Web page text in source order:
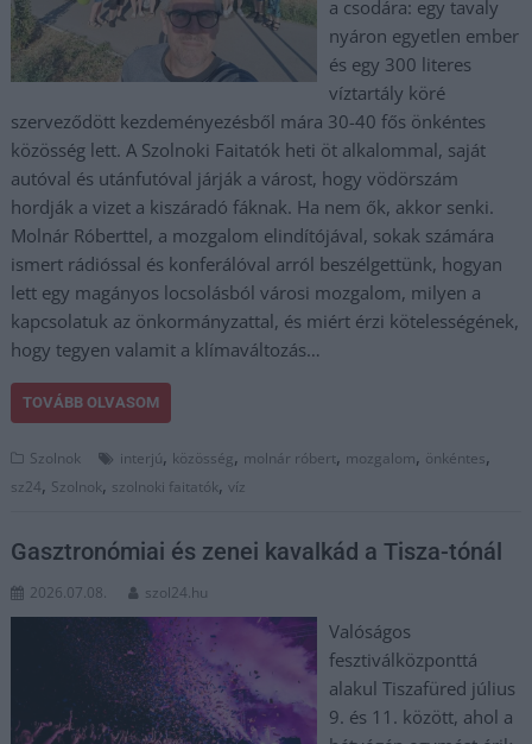
a csodára: egy tavaly
nyáron egyetlen ember
és egy 300 literes
víztartály köré
szerveződött kezdeményezésből mára 30-40 fős önkéntes
közösség lett. A Szolnoki Faitatók heti öt alkalommal, saját
autóval és utánfutóval járják a várost, hogy vödörszám
hordják a vizet a kiszáradó fáknak. Ha nem ők, akkor senki.
Molnár Róberttel, a mozgalom elindítójával, sokak számára
ismert rádióssal és konferálóval arról beszélgettünk, hogyan
lett egy magányos locsolásból városi mozgalom, milyen a
kapcsolatuk az önkormányzattal, és miért érzi kötelességének,
hogy tegyen valamit a klímaváltozás…
TOVÁBB OLVASOM
Szolnok interjú, közösség, molnár róbert, mozgalom, önkéntes,
sz24, Szolnok, szolnoki faitatók,víz
Gasztronómiai és zenei kavalkád a Tisza-tónál
2026.07.08. szol24.hu
Valóságos
fesztiválközponttá
alakul Tiszafüred július
9. és 11. között, ahol a